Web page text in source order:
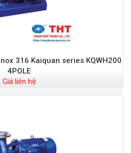
316 Kaiquan series KQWH200
4POLE
Giá liên hệ